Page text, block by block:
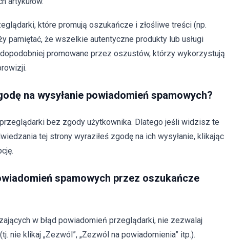
które promują oszukańcze i złośliwe treści (np.
pamiętać, że wszelkie autentyczne produkty lub usługi
promowane przez oszustów, którzy wykorzystują
na wysyłanie powiadomień spamowych?
bez zgody użytkownika. Dlatego jeśli widzisz te
tej strony wyraziłeś zgodę na ich wysyłanie, klikając
spamowych przez oszukańcze
w błąd powiadomień przeglądarki, nie zezwalaj
nie klikaj „Zezwól”, „Zezwól na powiadomienia” itp.).